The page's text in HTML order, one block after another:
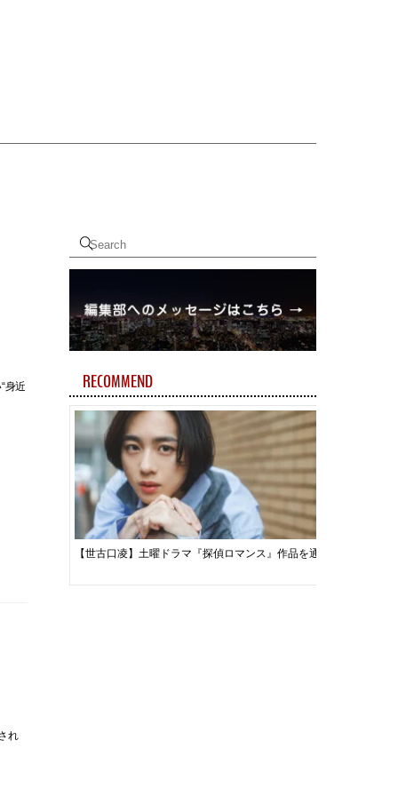
身近
れ
RECOMMEND
【世古口凌】土曜ドラマ『探偵ロマンス』作品を通じて現代が抱